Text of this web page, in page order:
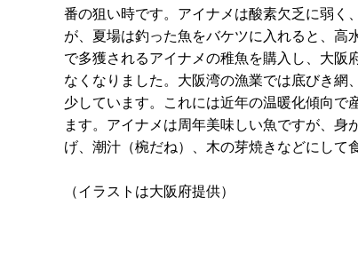
番の狙い時です。アイナメは酸素欠乏に弱く
が、夏場は釣った魚をバケツに入れると、
で多獲されるアイナメの稚魚を購入し、大阪
なくなりました。大阪湾の漁業では底びき
少しています。これには近年の温暖化傾向で
ます。アイナメは周年美味しい魚ですが、
げ、潮汁（椀だね）、木の芽焼きなどにして
（イラストは大阪府提供）